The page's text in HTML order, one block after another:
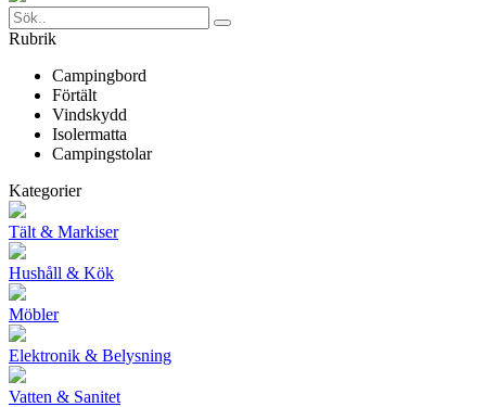
Rubrik
Campingbord
Förtält
Vindskydd
Isolermatta
Campingstolar
Kategorier
Tält & Markiser
Hushåll & Kök
Möbler
Elektronik & Belysning
Vatten & Sanitet